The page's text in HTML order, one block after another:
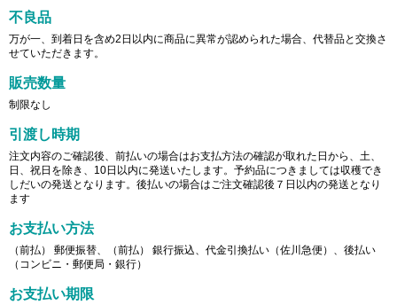
不良品
万が一、到着日を含め2日以内に商品に異常が認められた場合、代替品と交換さ
せていただきます。
販売数量
制限なし
引渡し時期
注文内容のご確認後、前払いの場合はお支払方法の確認が取れた日から、土、
日、祝日を除き、10日以内に発送いたします。予約品につきましては収穫でき
しだいの発送となります。後払いの場合はご注文確認後７日以内の発送となり
ます
お支払い方法
（前払） 郵便振替、（前払） 銀行振込、代金引換払い（佐川急便）、後払い
（コンビニ・郵便局・銀行）
お支払い期限